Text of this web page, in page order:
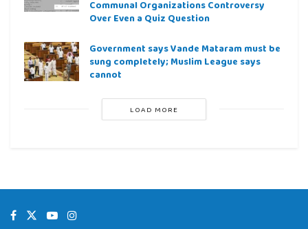
Communal Organizations Controversy
Over Even a Quiz Question
Government says Vande Mataram must be
sung completely; Muslim League says
cannot
LOAD MORE